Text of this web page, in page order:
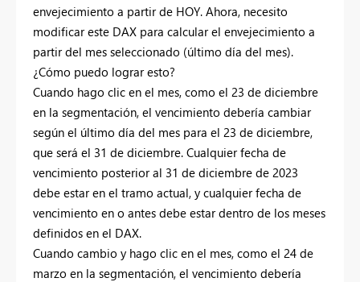
envejecimiento a partir de HOY. Ahora, necesito
modificar este DAX para calcular el envejecimiento a
partir del mes seleccionado (último día del mes).
¿Cómo puedo lograr esto?
Cuando hago clic en el mes, como el 23 de diciembre
en la segmentación, el vencimiento debería cambiar
según el último día del mes para el 23 de diciembre,
que será el 31 de diciembre. Cualquier fecha de
vencimiento posterior al 31 de diciembre de 2023
debe estar en el tramo actual, y cualquier fecha de
vencimiento en o antes debe estar dentro de los meses
definidos en el DAX.
Cuando cambio y hago clic en el mes, como el 24 de
marzo en la segmentación, el vencimiento debería